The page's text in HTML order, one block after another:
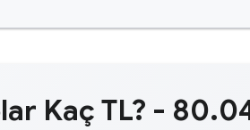
Kaç TL? -